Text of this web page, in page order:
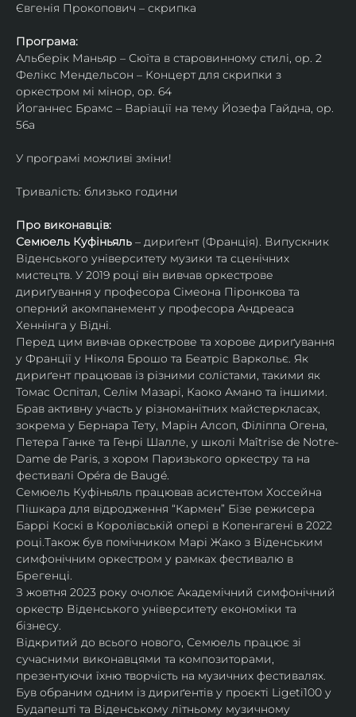
Євгенія Прокопович – скрипка
Програма:
Альберік Маньяр – Сюїта в старовинному стилі, ор. 2
Фелікс Мендельсон – Концерт для скрипки з
оркестром мі мінор, ор. 64
Йоганнес Брамс – Варіації на тему Йозефа Гайдна, ор.
56a
У програмі можливі зміни!
Тривалість: близько години
Про виконавців:
Семюель Куфіньяль – дириґент (Франція). Випускник
Віденського університету музики та сценічних
мистецтв. У 2019 році він вивчав оркестрове
дириґування у професора Сімеона Піронкова та
оперний акомпанемент у професора Андреаса
Хеннінга у Відні.
Перед цим вивчав оркестрове та хорове дириґування
у Франції у Ніколя Брошо та Беатріс Варкольє. Як
дириґент працював із різними солістами, такими як
Томас Оспітал, Селім Мазарі, Каоко Амано та іншими.
Брав активну участь у різноманітних майстеркласах,
зокрема у Бернара Тету, Марін Алсоп, Філіппа Огена,
Петера Ганке та Генрі Шалле, у школі Maîtrise de Notre-
Dame de Paris, з хором Паризького оркестру та на
фестивалі Opéra de Baugé.
Семюель Куфіньяль працював асистентом Хоссейна
Пішкара для відродження “Кармен” Бізе режисера
Баррі Коскі в Королівській опері в Копенгагені в 2022
році.Також був помічником Марі Жако з Віденським
симфонічним оркестром у рамках фестивалю в
Брегенці.
З жовтня 2023 року очолює Академічний симфонічний
оркестр Віденського університету економіки та
бізнесу.
Відкритий до всього нового, Семюель працює зі
сучасними виконавцями та композиторами,
презентуючи їхню творчість на музичних фестивалях.
Був обраним одним із дириґентів у проєкті Ligeti100 у
Будапешті та Віденському літньому музичному